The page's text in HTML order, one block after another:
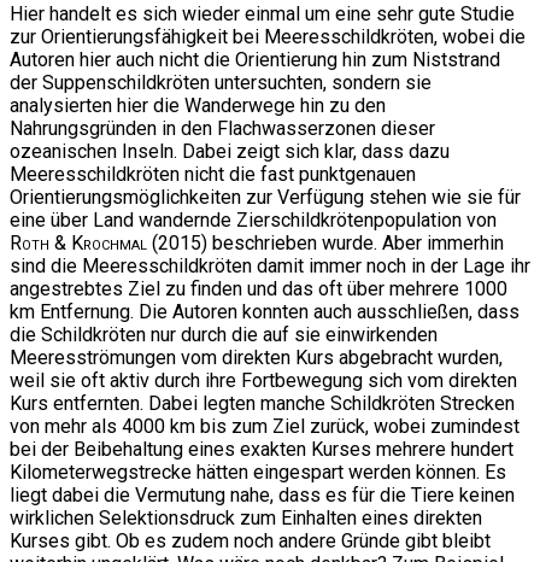
Hier handelt es sich wieder einmal um eine sehr gute Studie
zur Orientierungsfähigkeit bei Meeresschildkröten, wobei die
Autoren hier auch nicht die Orientierung hin zum Niststrand
der Suppenschildkröten untersuchten, sondern sie
analysierten hier die Wanderwege hin zu den
Nahrungsgründen in den Flachwasserzonen dieser
ozeanischen Inseln. Dabei zeigt sich klar, dass dazu
Meeresschildkröten nicht die fast punktgenauen
Orientierungsmöglichkeiten zur Verfügung stehen wie sie für
eine über Land wandernde Zierschildkrötenpopulation von
Roth & Krochmal (2015) beschrieben wurde. Aber immerhin
sind die Meeresschildkröten damit immer noch in der Lage ihr
angestrebtes Ziel zu finden und das oft über mehrere 1000
km Entfernung. Die Autoren konnten auch ausschließen, dass
die Schildkröten nur durch die auf sie einwirkenden
Meeresströmungen vom direkten Kurs abgebracht wurden,
weil sie oft aktiv durch ihre Fortbewegung sich vom direkten
Kurs entfernten. Dabei legten manche Schildkröten Strecken
von mehr als 4000 km bis zum Ziel zurück, wobei zumindest
bei der Beibehaltung eines exakten Kurses mehrere hundert
Kilometerwegstrecke hätten eingespart werden können. Es
liegt dabei die Vermutung nahe, dass es für die Tiere keinen
wirklichen Selektionsdruck zum Einhalten eines direkten
Kurses gibt. Ob es zudem noch andere Gründe gibt bleibt